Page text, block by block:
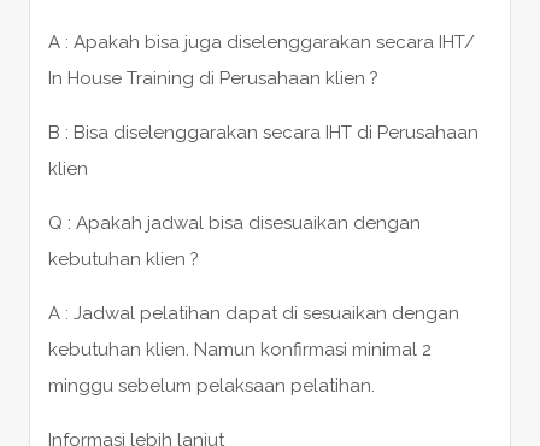
A : Apakah bisa juga diselenggarakan secara IHT/
In House Training di Perusahaan klien ?
B : Bisa diselenggarakan secara IHT di Perusahaan
klien
Q : Apakah jadwal bisa disesuaikan dengan
kebutuhan klien ?
A : Jadwal pelatihan dapat di sesuaikan dengan
kebutuhan klien. Namun konfirmasi minimal 2
minggu sebelum pelaksaan pelatihan.
Informasi lebih lanjut